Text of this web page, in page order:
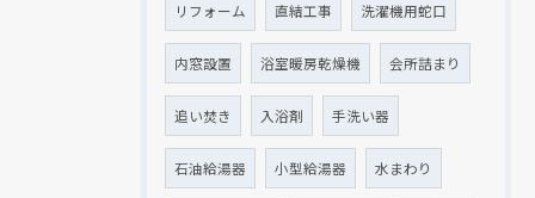
リフォーム 直結工事 洗濯機用蛇口
内窓設置 浴室暖房乾燥機 会所詰まり
追い焚き 入浴剤 手洗い器
石油給湯器 小型給湯器 水まわり